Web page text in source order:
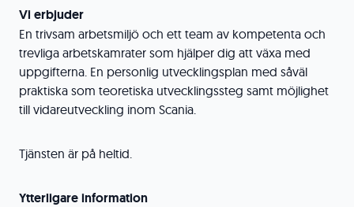
Vi erbjuder
En trivsam arbetsmiljö och ett team av kompetenta och
trevliga arbetskamrater som hjälper dig att växa med
uppgifterna. En personlig utvecklingsplan med såväl
praktiska som teoretiska utvecklingssteg samt möjlighet
till vidareutveckling inom Scania.
Tjänsten är på heltid.
Ytterligare information